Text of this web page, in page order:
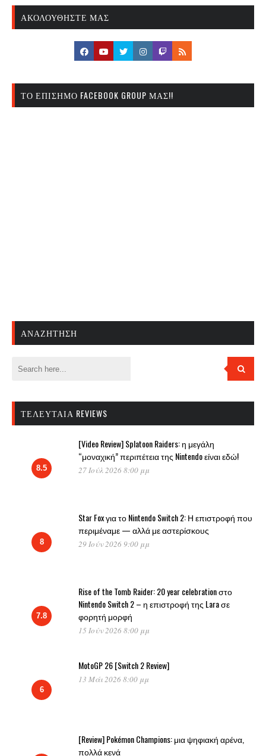
ΑΚΟΛΟΥΘΉΣΤΕ ΜΑΣ
ΤΟ ΕΠΊΣΗΜΟ FACEBOOK GROUP ΜΑΣ!!
ΑΝΑΖΉΤΗΣΗ
ΤΕΛΕΥΤΑΊΑ REVIEWS
8.5
[Video Review] Splatoon Raiders: η μεγάλη
“μοναχική” περιπέτεια της Nintendo είναι εδώ!
27 Ιούλ 2026 8:00 μμ
8
Star Fox για το Nintendo Switch 2: Η επιστροφή που
περιμέναμε — αλλά με αστερίσκους
29 Ιούν 2026 9:00 μμ
7.8
Rise of the Tomb Raider: 20 year celebration στο
Nintendo Switch 2 – η επιστροφή της Lara σε
φορητή μορφή
15 Ιούν 2026 8:00 μμ
6
MotoGP 26 [Switch 2 Review]
13 Μάι 2026 8:00 μμ
[Review] Pokémon Champions: μια ψηφιακή αρένα,
πολλά κενά